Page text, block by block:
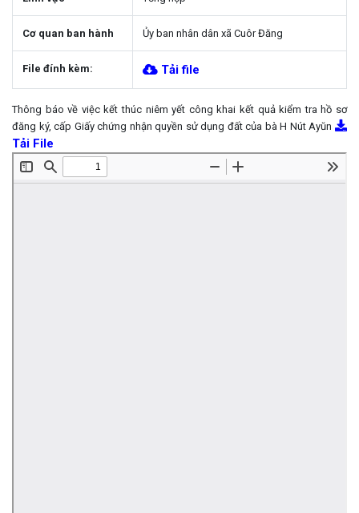
Cơ quan ban hành Ủy ban nhân dân xã Cuôr Đăng
File đính kèm: Tải file
Thông báo về việc kết thúc niêm yết công khai kết quả kiểm tra hồ sơ
đăng ký, cấp Giấy chứng nhận quyền sử dụng đất của bà H Nút Ayŭn
Tải File